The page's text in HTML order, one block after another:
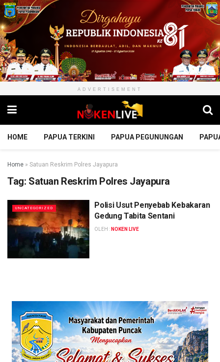
ADVERTISEMENT
HOME PAPUA TERKINI PAPUA PEGUNUNGAN
Home » Satuan Reskrim Polres Jayapura
Tag: Satuan Reskrim Polres Jayapura
UNCATEGORIZED
Polisi Usut Penyebab Kebakaran
Gedung Tabita Sentani
OLEH : NOKEN LIVE